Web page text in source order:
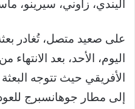
أليندي، زاوني، سيرينو،
على صعيد متصل، تُغادر
اليوم، الأحد، بعد
الأفريقي حيث تتوجه
إلى مطار جوهانسبرج